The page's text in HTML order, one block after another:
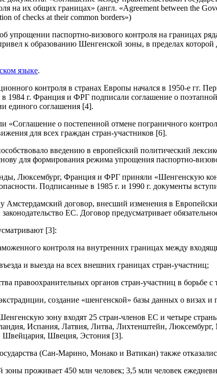
на их общих границах» (англ. «Agreement between the
of checks at their common borders»)
упрощении паспортно-визового контроля на границах
к образованию Шенгенской зоны, в пределах
языке.
контроля в странах Европы начался в 1950-е гг.
1984 г. Франция и ФРГ подписали соглашение о
единого соглашения [4].
«Соглашение о постепенной отмене пограничного
для всех граждан стран-участников [6].
введению в европейский политический
для формирования режима упрощения паспортно-
Люксембург, Франция и ФРГ приняли «Шенгенскую
Подписанные в 1985 г. и 1990 г. документы
Амстердамский договор, внесший изменения в
ЕС. Договор предусматривает
[3]:
контроля на внутренних границах между
и выезда на всех внешних границах стран-участниц;
правоохранительных органов стран-участниц в борьбе
создание «шенгенской» базы данных о визах и
зону входят 25 стран-членов ЕС и четыре
Испания, Латвия, Литва, Лихтенштейн,
Швейцария, Швеция, Эстония [3].
(Сан-Марино, Монако и Ватикан) также
проживает 450 млн человек; 3,5 млн человек